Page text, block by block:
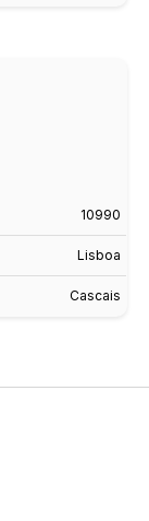
10990
Lisboa
Cascais